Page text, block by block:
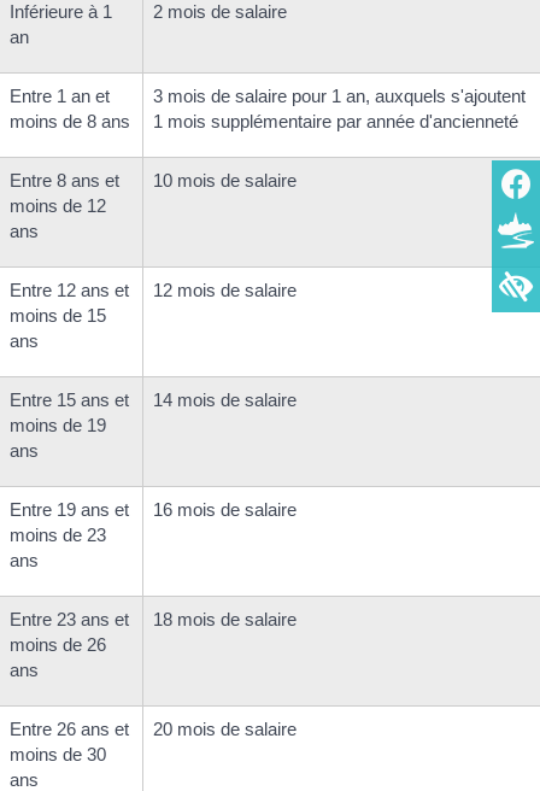
Inférieure à 1
an
2 mois de salaire
Entre 1 an et
moins de 8 ans
3 mois de salaire pour 1 an, auxquels s'ajoutent
1 mois supplémentaire par année d'ancienneté
Entre 8 ans et
moins de 12
ans
10 mois de salaire
Entre 12 ans et
moins de 15
ans
12 mois de salaire
Entre 15 ans et
moins de 19
ans
14 mois de salaire
Entre 19 ans et
moins de 23
ans
16 mois de salaire
Entre 23 ans et
moins de 26
ans
18 mois de salaire
Entre 26 ans et
moins de 30
ans
20 mois de salaire